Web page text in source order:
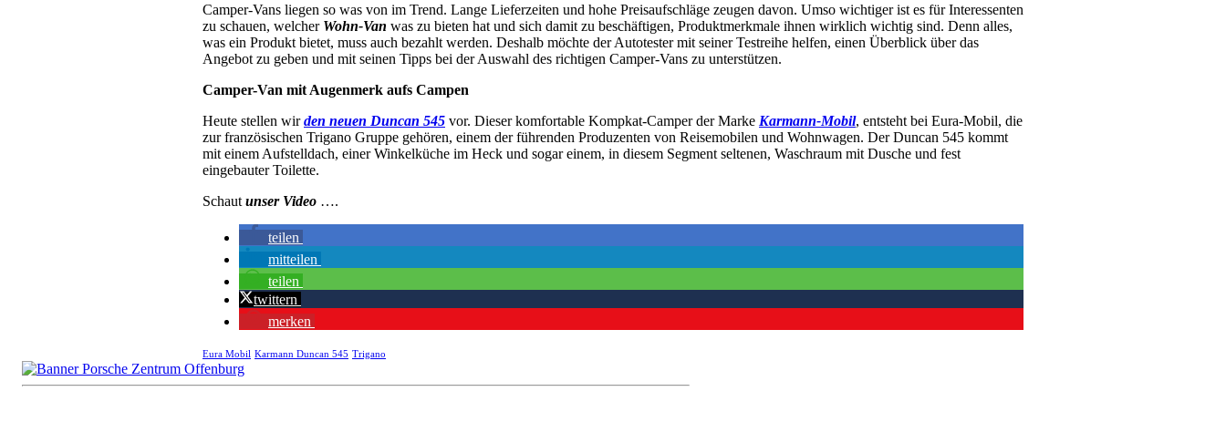
Camper-Vans liegen so was von im Trend. Lange Lieferzeiten und hohe Preisaufschläge zeugen davon. Umso wichtiger ist es für Interessenten
zu schauen, welcher Wohn-Van was zu bieten hat und sich damit zu beschäftigen, Produktmerkmale ihnen wirklich wichtig sind. Denn alles,
was ein Produkt bietet, muss auch bezahlt werden. Deshalb möchte der Autotester mit seiner Testreihe helfen, einen Überblick über das
Angebot zu geben und mit seinen Tipps bei der Auswahl des richtigen Camper-Vans zu unterstützen.
Camper-Van mit Augenmerk aufs Campen
Heute stellen wirden neuen Duncan 545 vor. Dieser komfortable Kompkat-Camper der Marke Karmann-Mobil, entsteht bei Eura-Mobil, die
zur französischen Trigano Gruppe gehören, einem der führenden Produzenten von Reisemobilen und Wohnwagen. Der Duncan 545 kommt
mit einem Aufstelldach, einer Winkelküche im Heck und sogar einem, in diesem Segment seltenen, Waschraum mit Dusche und fest
eingebauter Toilette.
Schaut unser Video ….
teilen
mitteilen
teilen
twittern
merken
Eura Mobil Karmann Duncan 545 Trigano